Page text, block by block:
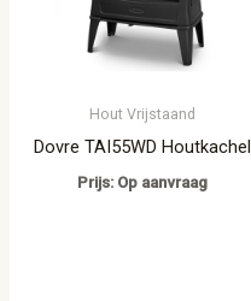
Hout Vrijstaand
Dovre TAI55WD Houtkachel
Prijs: Op aanvraag